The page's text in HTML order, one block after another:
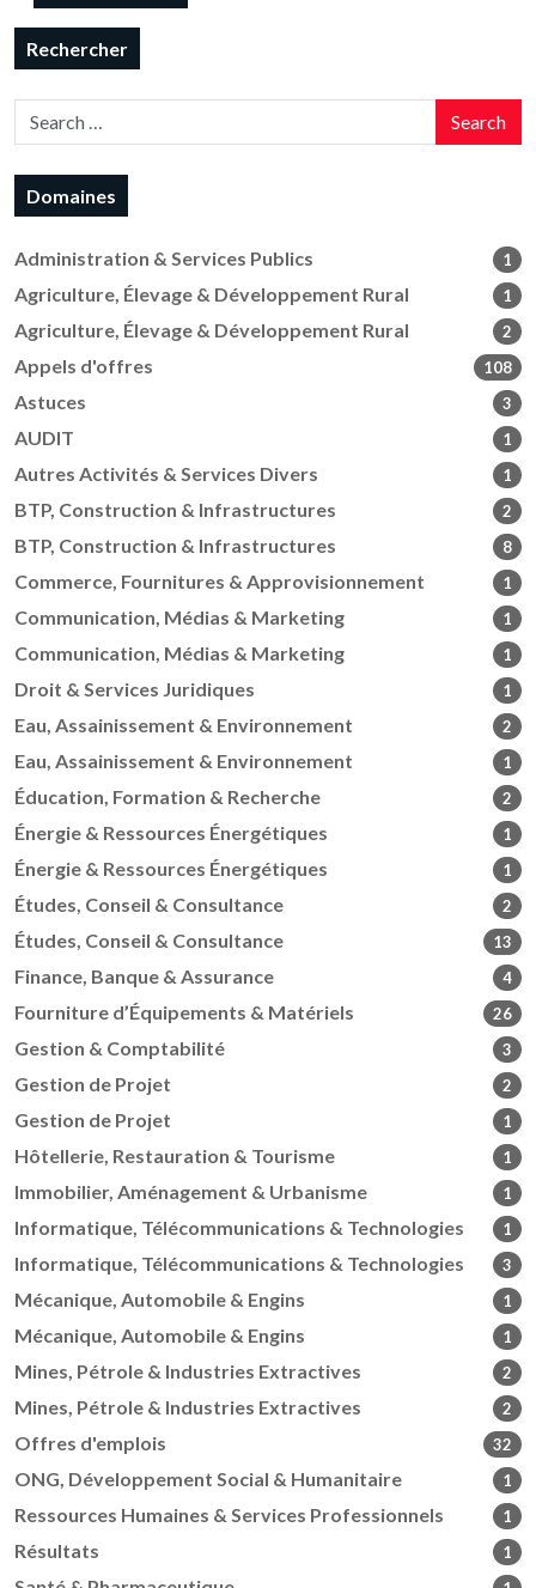
Rechercher
Search
Domaines
Administration & Services Publics 1
Agriculture, Élevage & Développement Rural 1
Agriculture, Élevage & Développement Rural 2
Appels d'offres 108
Astuces 3
AUDIT 1
Autres Activités & Services Divers 1
BTP, Construction & Infrastructures 2
BTP, Construction & Infrastructures 8
Commerce, Fournitures & Approvisionnement 1
Communication, Médias & Marketing 1
Communication, Médias & Marketing 1
Droit & Services Juridiques 1
Eau, Assainissement & Environnement 2
Eau, Assainissement & Environnement 1
Éducation, Formation & Recherche 2
Énergie & Ressources Énergétiques 1
Énergie & Ressources Énergétiques 1
Études, Conseil & Consultance 2
Études, Conseil & Consultance 13
Finance, Banque & Assurance 4
Fourniture d’Équipements & Matériels 26
Gestion & Comptabilité 3
Gestion de Projet 2
Gestion de Projet 1
Hôtellerie, Restauration & Tourisme 1
Immobilier, Aménagement & Urbanisme 1
Informatique, Télécommunications & Technologies 1
Informatique, Télécommunications & Technologies 3
Mécanique, Automobile & Engins 1
Mécanique, Automobile & Engins 1
Mines, Pétrole & Industries Extractives 2
Mines, Pétrole & Industries Extractives 2
Offres d'emplois 32
ONG, Développement Social & Humanitaire 1
Ressources Humaines & Services Professionnels 1
Résultats 1